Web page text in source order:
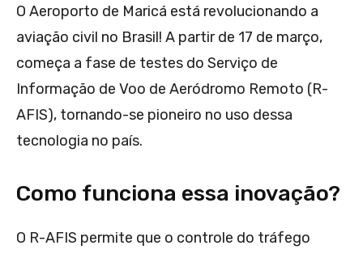
O Aeroporto de Maricá está revolucionando a
aviação civil no Brasil! A partir de 17 de março,
começa a fase de testes do Serviço de
Informação de Voo de Aeródromo Remoto (R-
AFIS), tornando-se pioneiro no uso dessa
tecnologia no país.
Como funciona essa inovação?
O R-AFIS permite que o controle do tráfego